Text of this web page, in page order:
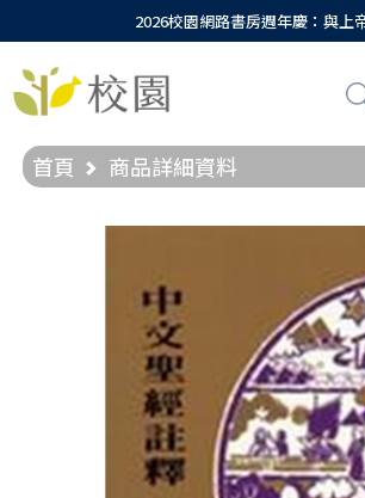
2026校園網路書房週年慶：與上
首頁 商品詳細資料